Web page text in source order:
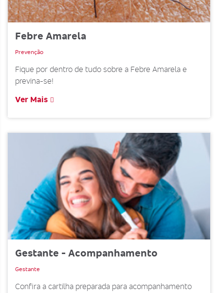
Febre Amarela
Prevenção
Fique por dentro de tudo sobre a Febre Amarela e
previna-se!
Ver Mais
Gestante - Acompanhamento
Gestante
Confira a cartilha preparada para acompanhamento